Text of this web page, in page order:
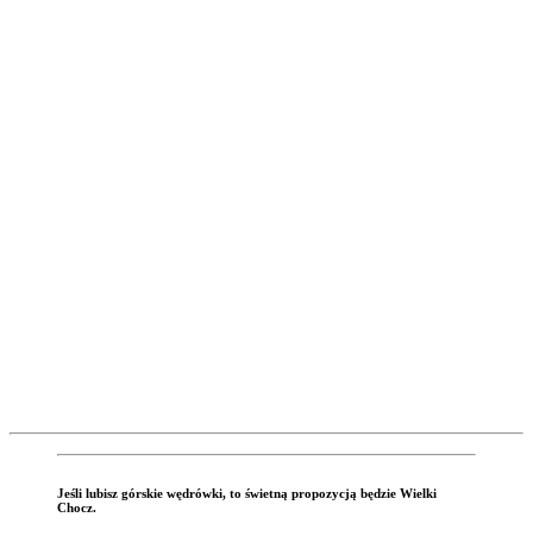
Jeśli lubisz górskie wędrówki, to świetną propozycją będzie Wielki
Chocz.